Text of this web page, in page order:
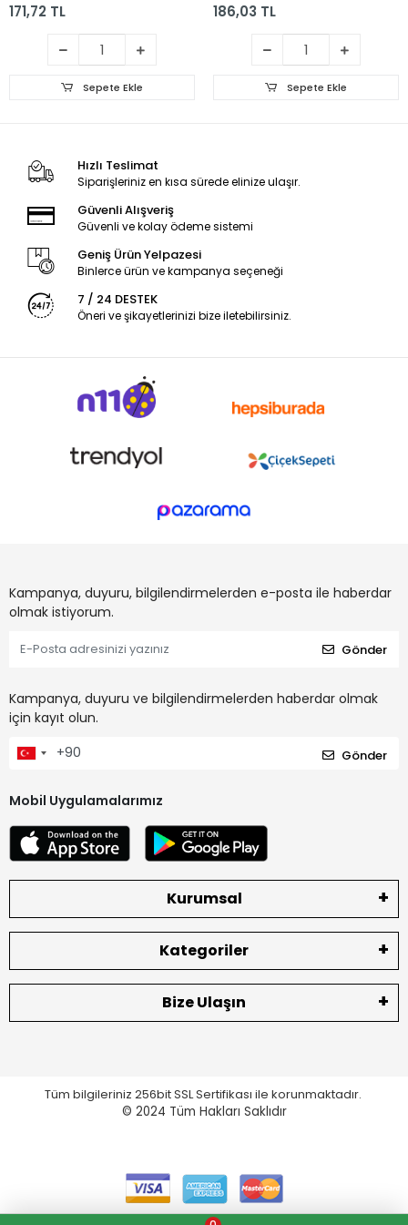
171,72 TL
Sepete Ekle
186,03 TL
Sepete Ekle
Hızlı Teslimat
Siparişleriniz en kısa sürede elinize ulaşır.
Güvenli Alışveriş
Güvenli ve kolay ödeme sistemi
Geniş Ürün Yelpazesi
Binlerce ürün ve kampanya seçeneği
7 / 24 DESTEK
Öneri ve şikayetlerinizi bize iletebilirsiniz.
Kampanya, duyuru, bilgilendirmelerden e-posta ile haberdar
olmak istiyorum.
Gönder
Kampanya, duyuru ve bilgilendirmelerden haberdar olmak
için kayıt olun.
Gönder
Mobil Uygulamalarımız
Kurumsal
Kategoriler
Bize Ulaşın
Tüm bilgileriniz 256bit SSL Sertifikası ile korunmaktadır.
© 2024 Tüm Hakları Saklıdır